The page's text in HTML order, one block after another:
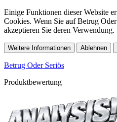
Einige Funktionen dieser Website
Cookies. Wenn Sie auf Betrug
akzeptieren Sie deren Verwendung.
Weitere Informationen Ablehnen
Betrug Oder Seriös
Produktbewertung